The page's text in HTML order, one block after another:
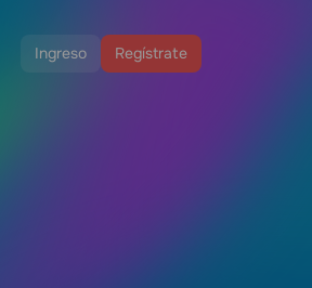
Ingreso Regístrate